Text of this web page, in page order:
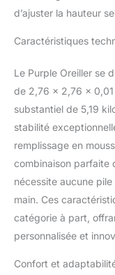
d’ajuster la hauteur
Caractéristiques
Le Purple Oreiller se
de 2,76 x 2,76 x
substantiel de 5,19
stabilité
remplissage en
combinaison parfaite
nécessite aucune
main. Ces
catégorie à part,
personnalisée et
Confort et